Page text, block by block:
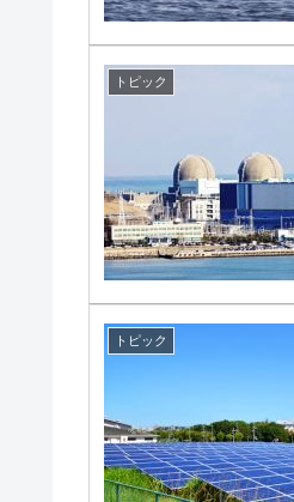
トピック
トピック